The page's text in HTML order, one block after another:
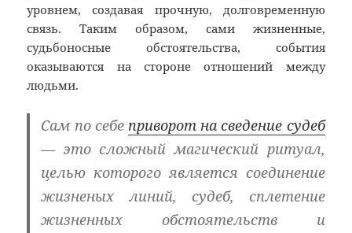
уровнем, создавая прочную, долговременную
связь. Таким образом, сами жизненные,
судьбоносные обстоятельства, события
оказываются на стороне отношений между
людьми.
Сам по себе приворот на сведение судеб
— это сложный магический ритуал,
целью которого является соединение
жизненых линий, судеб, сплетение
жизненных обстоятельств и